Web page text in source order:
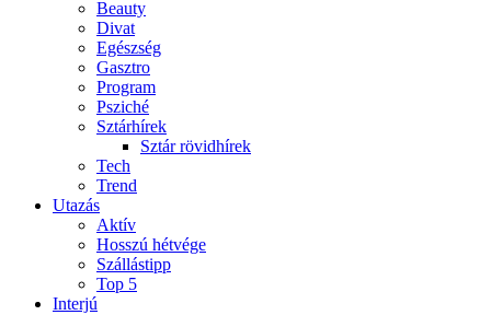
Beauty
Divat
Egészség
Gasztro
Program
Psziché
Sztárhírek
Sztár rövidhírek
Tech
Trend
Utazás
Aktív
Hosszú hétvége
Szállástipp
Top 5
Interjú